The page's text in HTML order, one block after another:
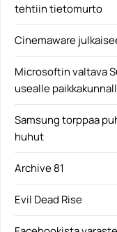
tehtiin tietomurto
Cinemaware
Microsoftin valtava
usealle
Samsung torppaa
huhut
Archive 81
Evil Dead Rise